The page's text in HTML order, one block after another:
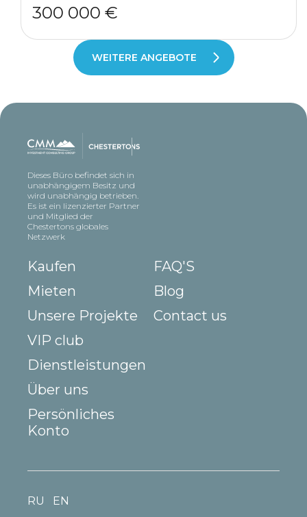
300 000 €
WEITERE ANGEBOTE
Dieses Büro befindet sich in
unabhängigem Besitz und
wird unabhängig betrieben.
Es ist ein lizenzierter Partner
und Mitglied der
Chestertons globales
Netzwerk
Kaufen
Mieten
Unsere Projekte
VIP club
Dienstleistungen
Über uns
FAQ'S
Blog
Contact us
Persönliches
Konto
RU EN